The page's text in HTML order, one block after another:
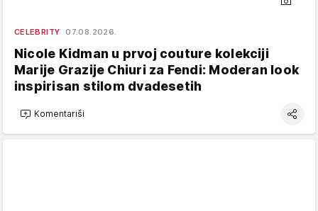
CELEBRITY 07.08.2026.
Nicole Kidman u prvoj couture kolekciji
Marije Grazije Chiuri za Fendi: Moderan look
inspirisan stilom dvadesetih
Komentariši